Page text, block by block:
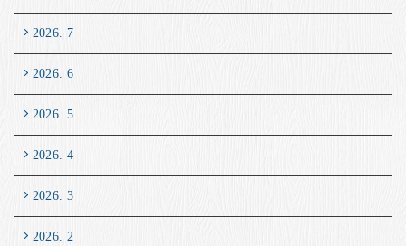
2026. 7
2026. 6
2026. 5
2026. 4
2026. 3
2026. 2